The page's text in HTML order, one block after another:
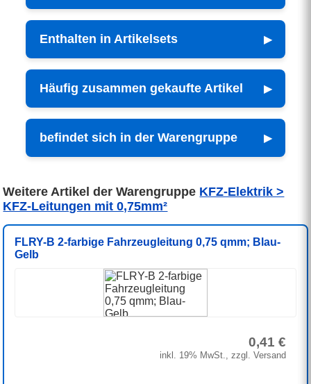
Enthalten in Artikelsets
Häufig zusammen gekaufte Artikel
befindet sich in der Warengruppe
Weitere Artikel der Warengruppe KFZ-Elektrik >
KFZ-Leitungen mit 0,75mm²
FLRY-B 2-farbige Fahrzeugleitung 0,75 qmm; Blau-
Gelb
0,41 €
inkl. 19% MwSt., zzgl. Versand